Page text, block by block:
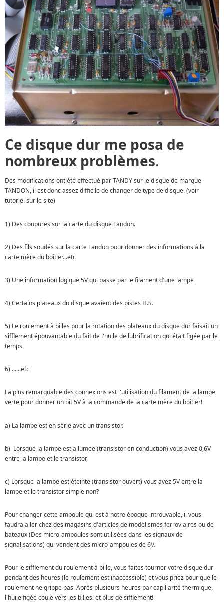
Ce disque dur me posa de
nombreux problèmes.
Des modifications ont été effectué par TANDY sur le disque de marque
TANDON, il est donc assez difficile de changer de type de disque. (voir
tutoriel sur le site)
1) Des coupures sur la carte du disque Tandon.
2) Des fils soudés sur la carte Tandon pour donner des informations à la
carte mère du boitier...etc
3) Une information logique 5V qui passe par le filament d'une lampe
4) Certains plateaux du disque avaient des pistes H.S.
5) Le roulement à billes pour la rotation des plateaux du disque dur faisait un
sifflement épouvantable du fait de l'huile de lubrification qui était figée par le
temps
6) ......etc
La plus remarquable des connexions est l'utilisation du filament de la lampe
verte pour donner un bit 5V à la commande de la carte mère du boitier!
a) La lampe est en série avec un transistor.
b) Lorsque la lampe est allumée (transistor en conduction) vous avez 0,6V
entre la lampe et le transistor,
c) Lorsque la lampe est éteinte (transistor ouvert) vous avez 5V entre la
lampe et le transistor simple non?
Pour changer cette ampoule qui est à notre époque introuvable, il vous
faudra aller chez des magasins d'articles de modélismes ferroviaires ou de
bateaux (Des micro-ampoules sont utilisées dans les signaux de
signalisations) qui vendent des micro-ampoules de 6V.
Pour le sifflement du roulement à bille, vous faites tourner votre disque dur
pendant des heures (le roulement est inaccessible) et vous priez pour que le
roulement ne grippe pas. Après plusieurs heures par capillarité thermique,
l'huile figée coule vers les billes! et plus de sifflement!